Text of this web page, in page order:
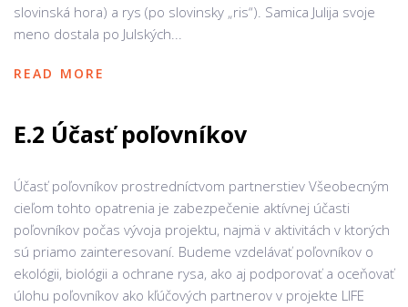
slovinská hora) a rys (po slovinsky „ris“). Samica Julija svoje
meno dostala po Julských...
READ MORE
E.2 Účasť poľovníkov
Účasť poľovníkov prostredníctvom partnerstiev Všeobecným
cieľom tohto opatrenia je zabezpečenie aktívnej účasti
poľovníkov počas vývoja projektu, najmä v aktivitách v ktorých
sú priamo zainteresovaní. Budeme vzdelávať poľovníkov o
ekológii, biológii a ochrane rysa, ako aj podporovať a oceňovať
úlohu poľovníkov ako kľúčových partnerov v projekte LIFE